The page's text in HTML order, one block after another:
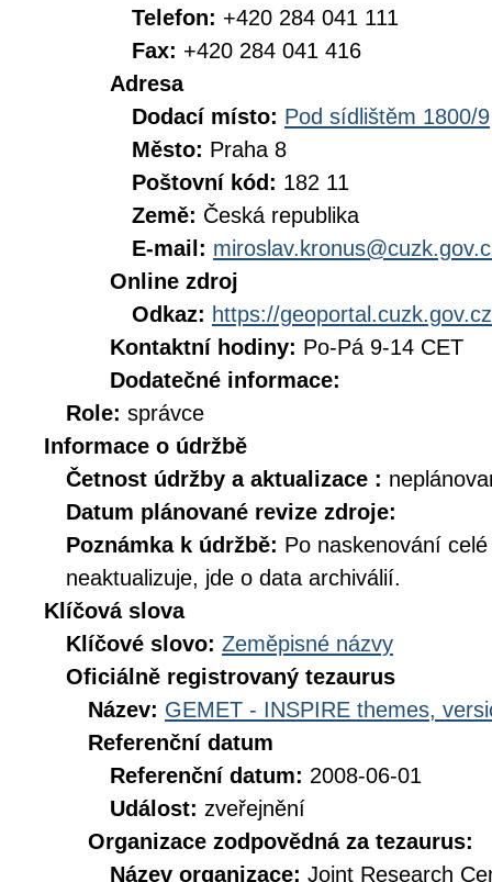
Telefon: +420 284 041 111
Fax: +420 284 041 416
Adresa
Dodací místo: Pod sídlištěm 1800/9
Město: Praha 8
Poštovní kód: 182 11
Země: Česká republika
E-mail:
Online zdroj
Odkaz: https://geoportal.cuzk.gov.cz
Kontaktní hodiny: Po-Pá 9-14 CET
Dodatečné informace:
Role: správce
Informace o údržbě
Četnost údržby a aktualizace :
Datum plánované revize zdroje:
Poznámka k údržbě: Po naskenování
neaktualizuje, jde o data archiválií.
Klíčová slova
Klíčové slovo: Zeměpisné názvy
Oficiálně registrovaný tezaurus
Název: GEMET - INSPIRE themes,
Referenční datum
Referenční datum: 2008-06-01
Událost: zveřejnění
Organizace zodpovědná za tezaurus:
Název organizace: Joint Research